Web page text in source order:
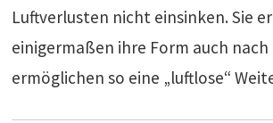
Luftverlusten nicht einsinken. Sie
einigermaßen ihre Form auch nach
ermöglichen so eine „luftlose“